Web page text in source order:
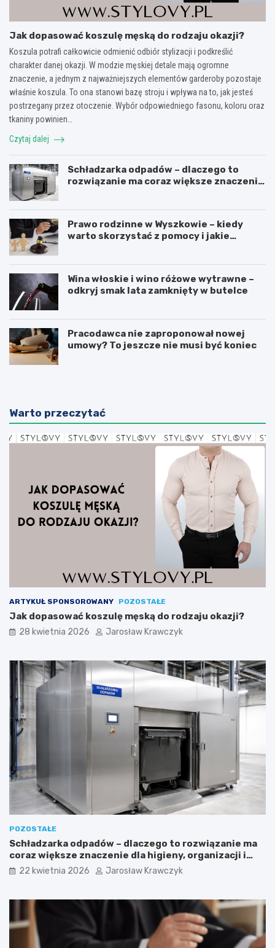
Jak dopasować koszulę męską do rodzaju okazji?
Koszula potrafi całkowicie odmienić odbiór stylizacji i podkreślić
charakter danej okazji. W modzie męskiej detale mają ogromne
znaczenie, a jednym z najważniejszych elementów garderoby pozostaje
właśnie koszula. To ona stanowi bazę stroju i wpływa na to, jak jesteś
postrzegany przez otoczenie. Wybór odpowiedniego fasonu, koloru oraz
tkaniny powinien…
Czytaj dalej
Schładzarka odpadów – dlaczego to
rozwiązanie ma coraz większe znaczenie
Prawo rodzinne w Wyszkowie – kiedy
warto skorzystać z pomocy i jakie
Wina włoskie i wino różowe wytrawne –
odkryj smak lata zamknięty w butelce
Pracodawca nie zaproponował nowej
umowy? To jeszcze nie musi być koniec
Warto przeczytać
ARTYKUŁ SPONSOROWANY POZOSTAŁE
Jak dopasować koszulę męską do rodzaju okazji?
28 kwietnia 2026 Jarosław Krawczyk
POZOSTAŁE
Schładzarka odpadów – dlaczego to rozwiązanie ma
coraz większe znaczenie dla higieny, organizacji i
wygody pracy?
22 kwietnia 2026 Jarosław Krawczyk